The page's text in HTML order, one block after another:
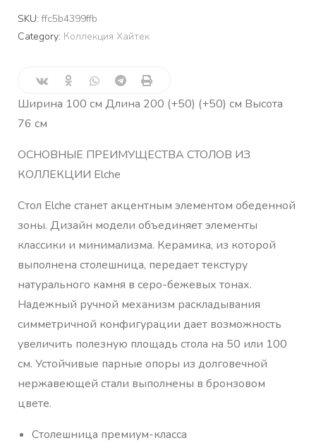
SKU: ffc5b4399ffb
Category: Коллекция Хайтек
Ширина 100 см Длина 200 (+50) (+50) см Высота
76 см
ОСНОВНЫЕ ПРЕИМУЩЕСТВА СТОЛОВ ИЗ
КОЛЛЕКЦИИ Elche
Стол Elche станет акцентным элементом обеденной
зоны. Дизайн модели объединяет элементы
классики и минимализма. Керамика, из которой
выполнена столешница, передает текстуру
натурального камня в серо-бежевых тонах.
Надежный ручной механизм раскладывания
симметричной конфигурации дает возможность
увеличить полезную площадь стола на 50 или 100
см. Устойчивые парные опоры из долговечной
нержавеющей стали выполнены в бронзовом
цвете.
Столешница премиум-класса